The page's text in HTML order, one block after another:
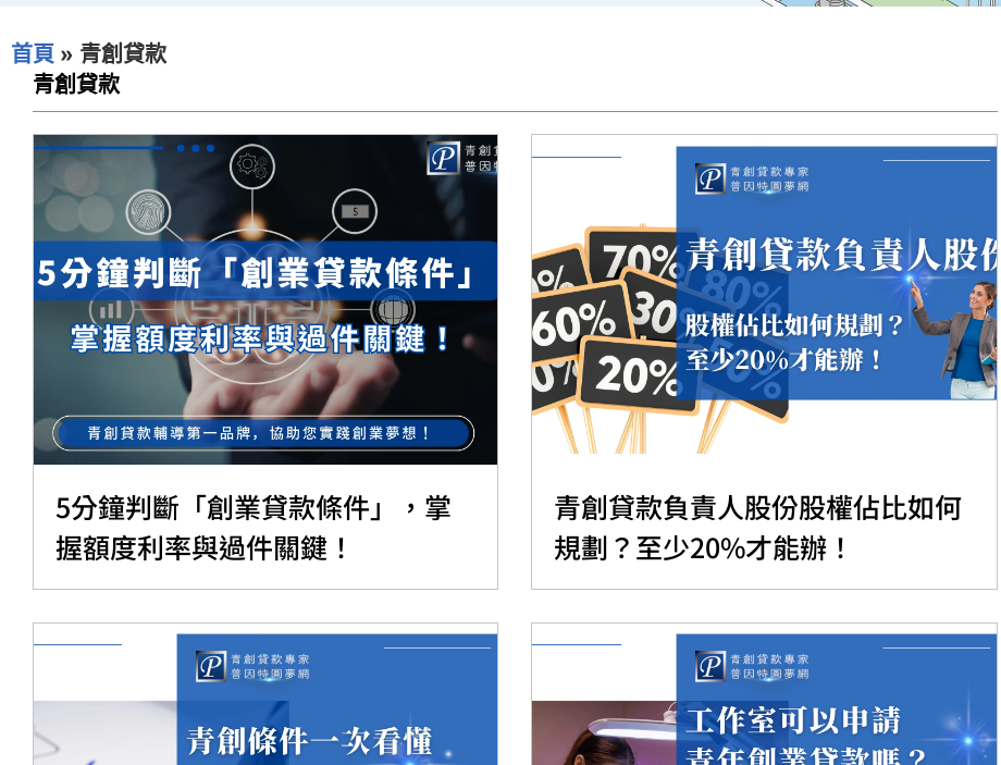
首頁 » 青創貸款
青創貸款
5分鐘判斷「創業貸款條件」，掌
握額度利率與過件關鍵！
青創貸款負責人股份股權佔比如何
規劃？至少20%才能辦！